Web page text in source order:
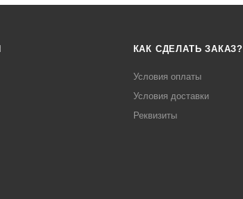
КАК СДЕЛАТЬ ЗАКАЗ?
Условия оплаты
Условия доставки
Реквизиты